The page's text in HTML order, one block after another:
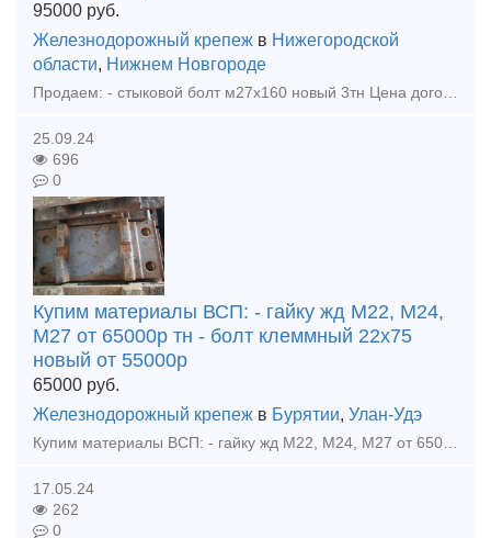
95000 руб.
Железнодорожный крепеж в Нижегородской
области, Нижнем Новгороде
Продаем: - стыковой болт м27х160 новый 3тн Цена договорная. Покупаем: - рельс р65 новые, резерв, бу - накладка 1р65, 2р65, 1р50 новая, резерв, бу - подкладка кб65, кд65, д65, дн6-65,
25.09.24
696
0
Купим материалы ВСП: - гайку жд М22, М24,
М27 от 65000р тн - болт клеммный 22х75
новый от 55000р
65000 руб.
Железнодорожный крепеж в Бурятии, Улан-Удэ
Купим материалы ВСП: - гайку жд М22, М24, М27 от 65000р тн - болт клеммный 22х75 новый от 55000р тн - болт закладной 22х175 новый от 55000р тн - болт стыковой 27х160 новый от 60000р тн - болт с
17.05.24
262
0